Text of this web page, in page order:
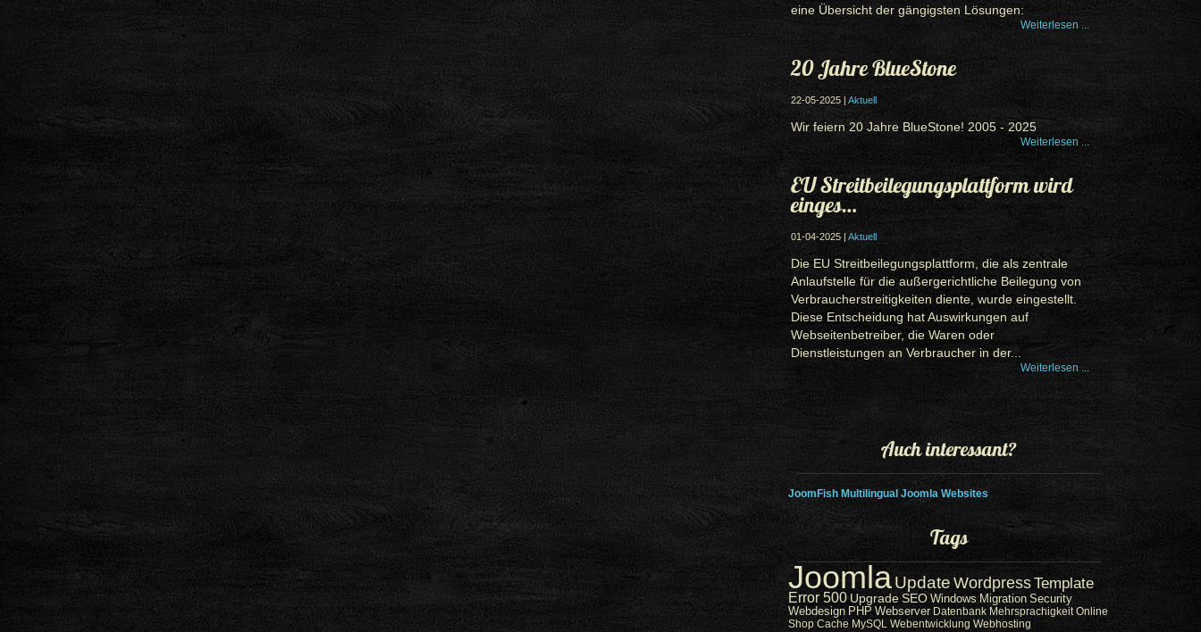
eine Übersicht der gängigsten Lösungen:
Weiterlesen ...
20 Jahre BlueStone
22-05-2025 | Aktuell
Wir feiern 20 Jahre BlueStone! 2005 - 2025
Weiterlesen ...
EU Streitbeilegungsplattform wird
einges…
01-04-2025 | Aktuell
Die EU Streitbeilegungsplattform, die als zentrale
Anlaufstelle für die außergerichtliche Beilegung von
Verbraucherstreitigkeiten diente, wurde eingestellt.
Diese Entscheidung hat Auswirkungen auf
Webseitenbetreiber, die Waren oder
Dienstleistungen an Verbraucher in der...
Weiterlesen ...
Auch interessant?
JoomFish Multilingual Joomla Websites
Tags
JoomlaUpdateWordpressTemplate
Error 500 Upgrade SEO Windows Migration Security
Webdesign PHP Webserver Datenbank Mehrsprachigkeit Online
Shop Cache MySQL Webentwicklung Webhosting